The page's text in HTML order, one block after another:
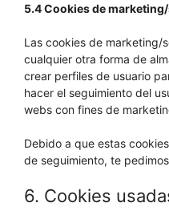
5.4 Cookies de
Las cookies de marketing/
cualquier otra forma de
crear perfiles de usuario
hacer el seguimiento del
webs con fines de
Debido a que estas
de seguimiento, te
6. Cookies